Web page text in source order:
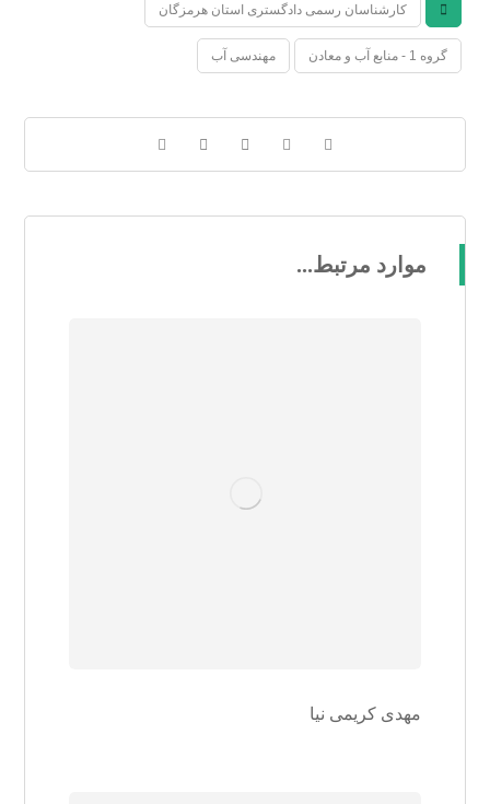
کارشناسان رسمی دادگستری استان هرمزگان
گروه 1 - منابع آب و معادن مهندسی آب
موارد مرتبط...
مهدی کریمی نیا